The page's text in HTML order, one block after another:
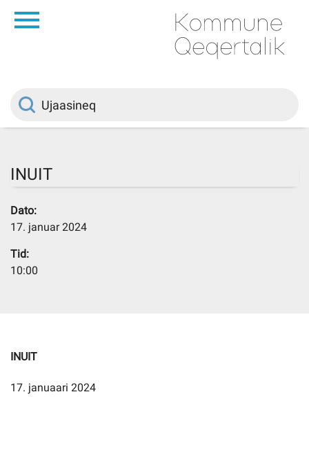
Innuttaasunut
Ileqqoreqqusat
Imminut kiffartuunneq
Pilersaarutinut isaavik
INUIT
Dato:
17. januar 2024
Tid:
10:00
INUIT
17. januaari 2024